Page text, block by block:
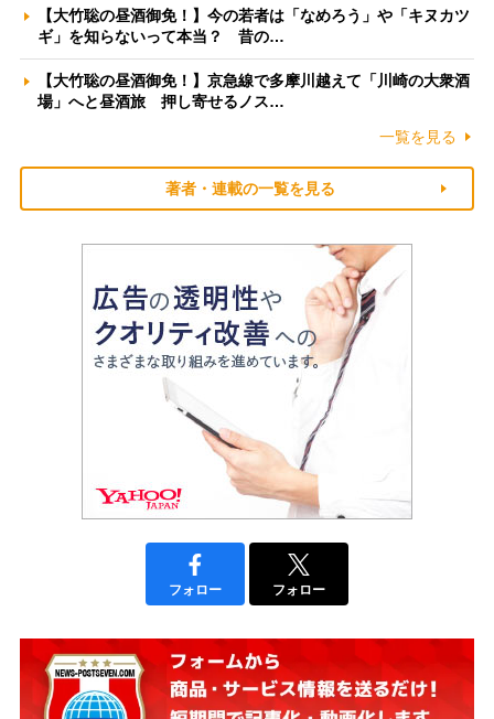
【大竹聡の昼酒御免！】今の若者は「なめろう」や「キヌカツ
ギ」を知らないって本当？ 昔の…
【大竹聡の昼酒御免！】京急線で多摩川越えて「川崎の大衆酒
場」へと昼酒旅 押し寄せるノス…
一覧を見る
著者・連載の一覧を見る
フォロー フォロー